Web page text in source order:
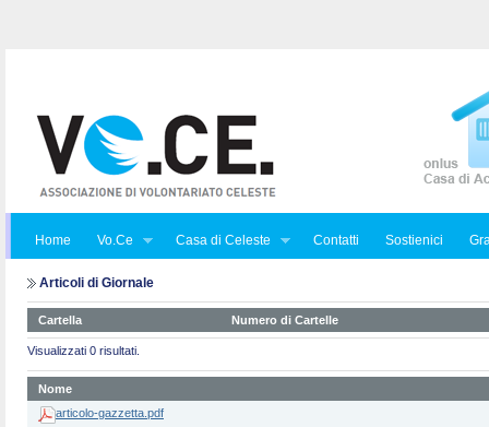
Home Vo.Ce Casa di Celeste Contatti Sostienici
Articoli di Giornale
Cartella Numero di Cartelle
Visualizzati 0 risultati.
Nome
articolo-gazzetta.pdf